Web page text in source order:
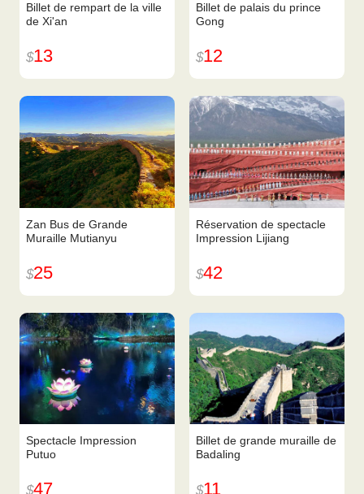
Billet de rempart de la ville
de Xi'an
$13
Billet de palais du prince
Gong
$12
Zan Bus de Grande
Muraille Mutianyu
$25
Réservation de spectacle
Impression Lijiang
$42
Spectacle Impression
Putuo
$47
Billet de grande muraille de
Badaling
$11